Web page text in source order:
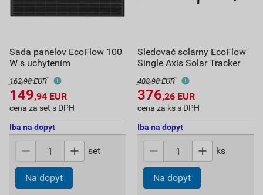
Sada panelov EcoFlow 100
W s uchytením
162,98 EUR
149,94 EUR
cena za set s DPH
Iba na dopyt
set
Na dopyt
Sledovač solárny EcoFlow
Single Axis Solar Tracker
408,98 EUR
376,26 EUR
cena za ks s DPH
Iba na dopyt
ks
Na dopyt